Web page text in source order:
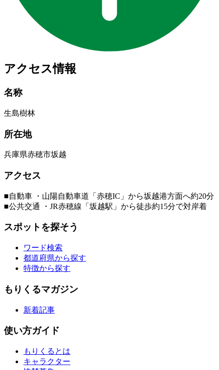
アクセス情報
名称
生島樹林
所在地
兵庫県赤穂市坂越
アクセス
■自動車 ・山陽自動車道「赤穂IC」から坂越港方面へ約20分
■公共交通 ・JR赤穂線「坂越駅」から徒歩約15分で対岸着
スポットを探そう
ワード検索
都道府県から探す
特徴から探す
もりくるマガジン
新着記事
使い方ガイド
もりくるとは
キャラクター